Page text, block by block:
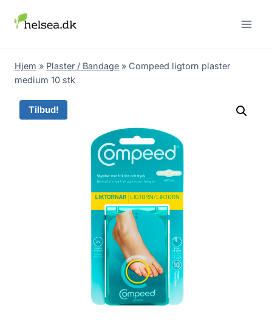
Hjem » Plaster / Bandage » Compeed ligtorn plaster
medium 10 stk
Tilbud!